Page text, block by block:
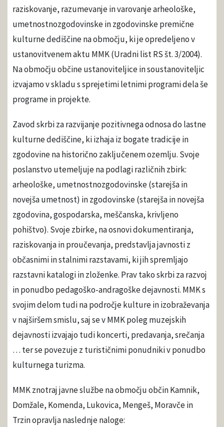
raziskovanje, razumevanje in varovanje arheološke,
umetnostnozgodovinske in zgodovinske premične
kulturne dediščine na območju, ki je opredeljeno v
ustanovitvenem aktu MMK (Uradni list RS št. 3/2004).
Na območju občine ustanoviteljice in soustanoviteljic
izvajamo v skladu s sprejetimi letnimi programi dela še
programe in projekte.
Zavod skrbi za razvijanje pozitivnega odnosa do lastne
kulturne dediščine, ki izhaja iz bogate tradicije in
zgodovine na historično zaključenem ozemlju. Svoje
poslanstvo utemeljuje na podlagi različnih zbirk:
arheološke, umetnostnozgodovinske (starejša in
novejša umetnost) in zgodovinske (starejša in novejša
zgodovina, gospodarska, meščanska, krivljeno
pohištvo). Svoje zbirke, na osnovi dokumentiranja,
raziskovanja in proučevanja, predstavlja javnosti z
občasnimi in stalnimi razstavami, ki jih spremljajo
razstavni katalogi in zloženke. Prav tako skrbi za razvoj
in ponudbo pedagoško-andragoške dejavnosti. MMK s
svojim delom tudi na področje kulture in izobraževanja
v najširšem smislu, saj se v MMK poleg muzejskih
dejavnosti izvajajo tudi koncerti, predavanja, srečanja
… ter se povezuje z turističnimi ponudniki v ponudbo
kulturnega turizma.
MMK znotraj javne službe na območju občin Kamnik,
Domžale, Komenda, Lukovica, Mengeš, Moravče in
Trzin opravlja naslednje naloge: